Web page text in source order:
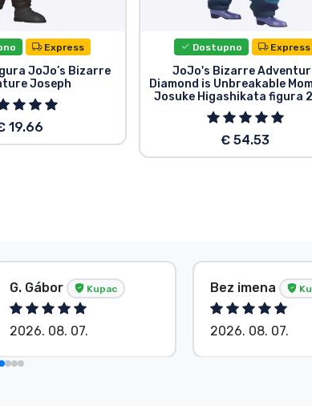
Express
JoJo’s Bizarre
Joseph
19.66
Dostupno Express
JoJo's Bizarre
Diamond is Unbreakable
Josuke Higashikata figura
€ 54.53
G. Gábor Kupac
2026. 08. 07.
Bez imena
2026. 08. 07.